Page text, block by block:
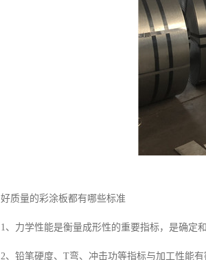
好质量的彩涂板都有哪些标准
1、力学性能是衡量成形性的重要指标，是确定
2、铅笔硬度、T弯、冲击功等指标与加工性能